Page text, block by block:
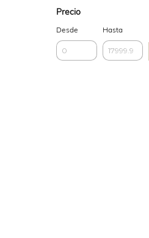
Precio
Desde Hasta